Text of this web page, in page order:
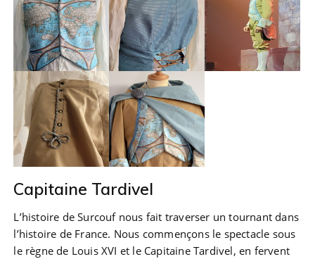
Capitaine Tardivel
L’histoire de Surcouf nous fait traverser un tournant dans
l’histoire de France. Nous commençons le spectacle sous
le règne de Louis XVI et le Capitaine Tardivel, en fervent